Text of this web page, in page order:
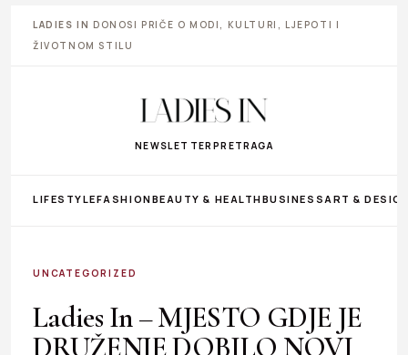
LADIES IN DONOSI PRIČE O MODI, KULTURI, LJEPOTI I
ŽIVOTNOM STILU
NEWSLETTER PRETRAGA
LIFESTYLEFASHIONBEAUTY & HEALTHBUSINESS ART &
UNCATEGORIZED
Ladies In – MJESTO GDJE JE
DRUŽENJE DOBILO NOVI